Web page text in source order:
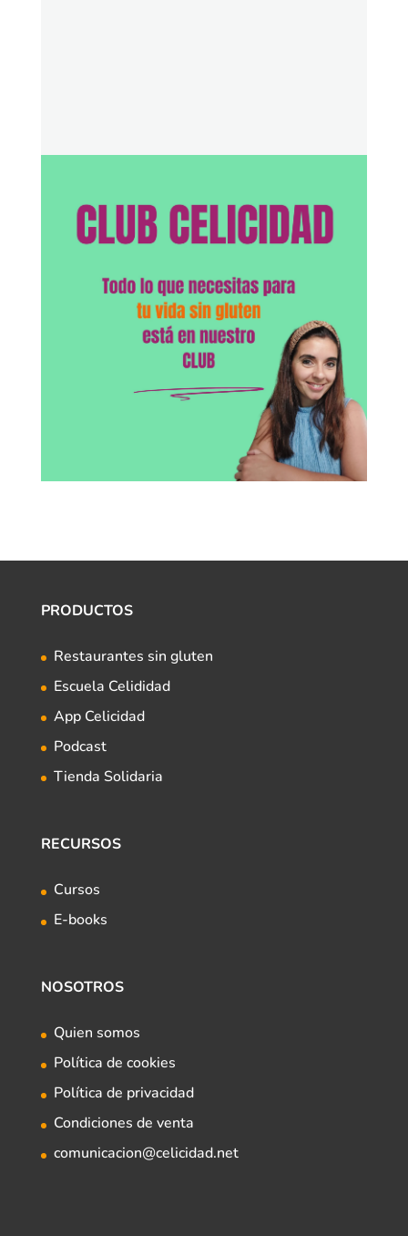
PRODUCTOS
Restaurantes sin gluten
Escuela Celididad
App Celicidad
Podcast
Tienda Solidaria
RECURSOS
Cursos
E-books
NOSOTROS
Quien somos
Política de cookies
Política de privacidad
Condiciones de venta
comunicacion@celicidad.net